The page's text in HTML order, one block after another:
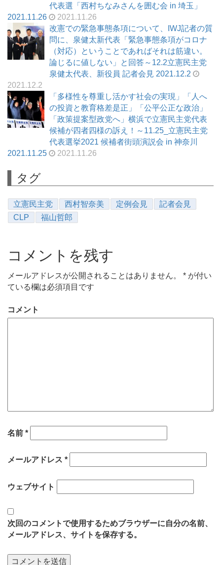
代表選「西村ちなみさんを囲む会 in 埼玉」
2021.11.26
2021.11.26
改憲での緊急事態条項について、IWJ記者の質
問に、泉健太新代表「緊急事態条項がコロナ
（対応）ということであればそれは筋違い。
論じるに値しない」と回答～12.2立憲民主党
泉健太代表、新役員 記者会見 2021.12.2
2021.12.2
「多様性を尊重し活かす社会の実現」「人へ
の投資と教育格差是正」「公平公正な政治」
「政策提案型政党へ」横浜で立憲民主党代表
候補が四者四様の訴え！～11.25_立憲民主党
代表選挙2021 候補者街頭演説会 in 神奈川
2021.11.25
2021.11.26
タグ
立憲民主党 西村智奈美 定例会見
記者会見
CLP
福山哲郎
コメントを残す
メールアドレスが公開されることはありません。 * が付い
ている欄は必須項目です
コメント
名前 *
メールアドレス *
ウェブサイト
次回のコメントで使用するためブラウザーに自分の名前、
メールアドレス、サイトを保存する。